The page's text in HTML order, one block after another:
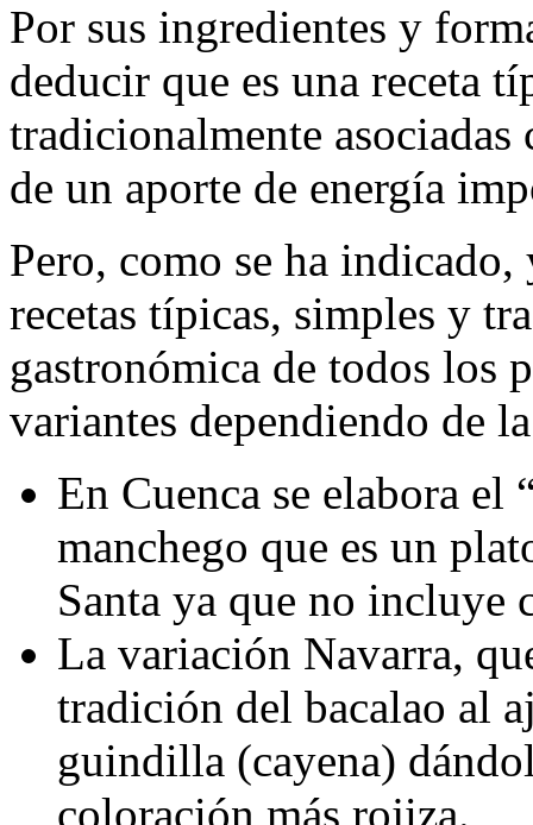
Por sus ingredientes y
deducir que es una receta
tradicionalmente
de un aporte de energía
Pero, como se ha
recetas típicas, simples y
gastronómica de todos los
variantes dependiendo de
En Cuenca se elabora el
manchego que es un
Santa ya que no incluye
La variación Navarra,
tradición del bacalao al
guindilla (cayena)
coloración más rojiza.